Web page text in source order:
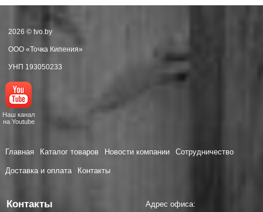
2026 © tvo.by
ООО «Точка Кипения»
УНП 193050233
Наш канал
на Youtube
Главная Каталог товаров Новости компании Сотрудничество
Доставка и оплата Контакты
Контакты
Адрес офиса: